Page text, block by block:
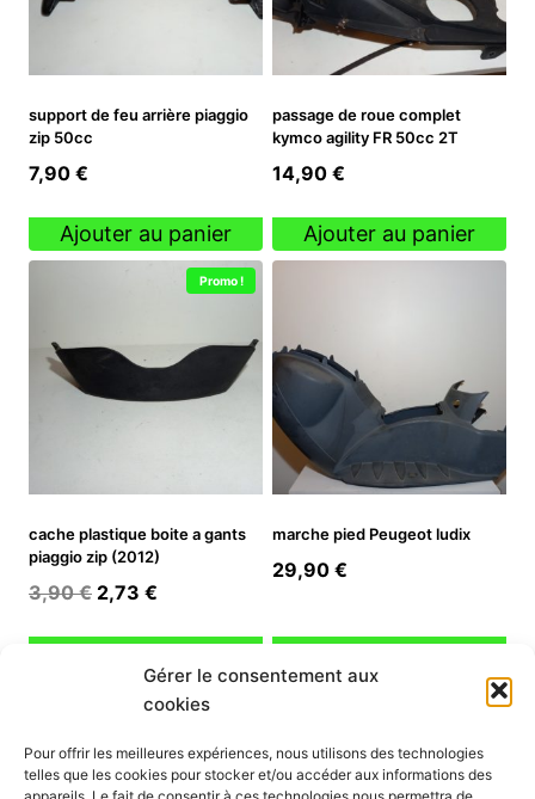
Gérer le consentement aux
cookies
Pour offrir les meilleures expériences, nous utilisons des technologies
telles que les cookies pour stocker et/ou accéder aux informations des
support de feu arrière piaggio
zip 50cc
7,90 €
Ajouter au panier
passage de roue complet
kymco agility FR 50cc 2T
14,90 €
Ajouter au panier
Promo !
cache plastique boite a gants
piaggio zip (2012)
3,90€ Le
initial
était :
3,90 €.
2,73 €
actuel
est :
2,73 €.
marche pied Peugeot ludix
29,90 €
INFORMATION